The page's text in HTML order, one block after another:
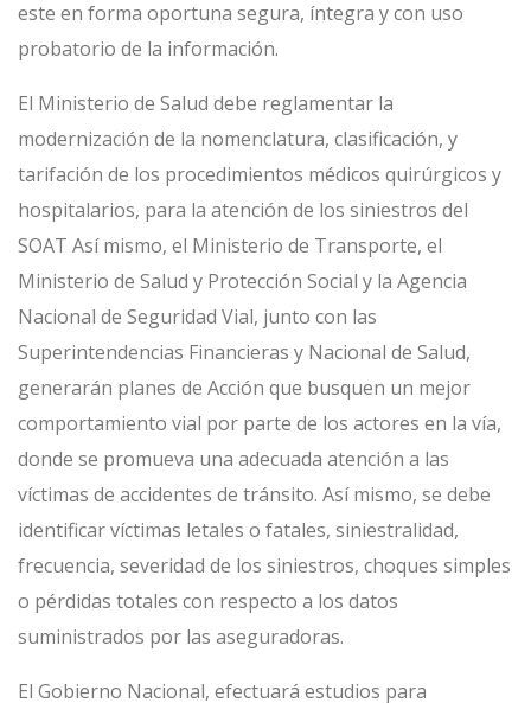
este en forma oportuna segura, íntegra y con uso
probatorio de la información.
El Ministerio de Salud debe reglamentar la
modernización de la nomenclatura, clasificación, y
tarifación de los procedimientos médicos quirúrgicos y
hospitalarios, para la atención de los siniestros del
SOAT Así mismo, el Ministerio de Transporte, el
Ministerio de Salud y Protección Social y la Agencia
Nacional de Seguridad Vial, junto con las
Superintendencias Financieras y Nacional de Salud,
generarán planes de Acción que busquen un mejor
comportamiento vial por parte de los actores en la vía,
donde se promueva una adecuada atención a las
víctimas de accidentes de tránsito. Así mismo, se debe
identificar víctimas letales o fatales, siniestralidad,
frecuencia, severidad de los siniestros, choques simples
o pérdidas totales con respecto a los datos
suministrados por las aseguradoras.
El Gobierno Nacional, efectuará estudios para